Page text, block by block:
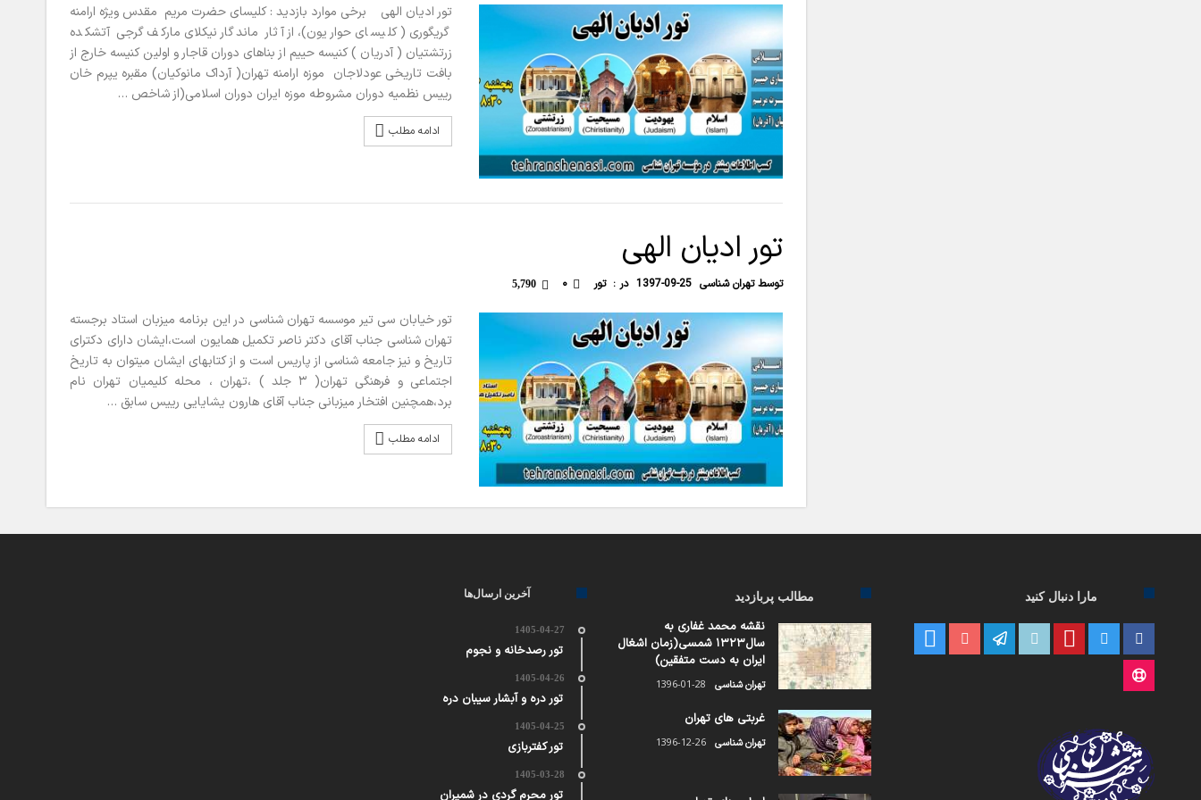
تور ادیان الهی برخی موارد بازدید : کلیسای حضرت مریم مقدس ویژه ارامنه
گریگوری ( کلیسای حواریون)، از آثار ماندگار نیکلای مارکف گرجی آتشکده
زرتشتیان ( آدریان ) کنیسه حییم از بناهای دوران قاجار و اولین کنیسه خارج از
بافت تاریخی عودلاجان موزه ارامنه تهران( آرداک مانوکیان) مقبره یپرم خان
رییس نظمیه دوران مشروطه موزه ایران دوران اسلامی(از شاخص …
ادامه مطلب
تور ادیان الهی
توسطتهران شناسی 1397-09-25 در :تور ۰ 5,790
تور خیابان سی تیر موسسه تهران شناسی در این برنامه میزبان استاد برجسته
تهران شناسی جناب آقای دکتر ناصر تکمیل همایون است،ایشان دارای دکترای
تاریخ و نیز جامعه شناسی از پاریس است و از کتابهای ایشان میتوان به تاریخ
اجتماعی و فرهنگی تهران( ۳ جلد ) ،تهران ، محله کلیمیان تهران نام
برد،همچنین افتخار میزبانی جناب آقای هارون یشایایی رییس سابق …
ادامه مطلب
مارا دنبال کنید مطالب پربازدید
نقشه محمد غفاری به
سال۱۳۲۳ شمسی(زمان اشغال
ایران به دست متفقین)
تهران شناسی 1396-01-28
غربتی های تهران
تهران شناسی 1396-12-26
آخرین ارسال‌ها
1405-04-27
تور رصدخانه و نجوم
1405-04-26
تور دره و آبشار سیبان دره
1405-04-25
تور کفتربازی
1405-03-28
تور محرم گردی در شمیران